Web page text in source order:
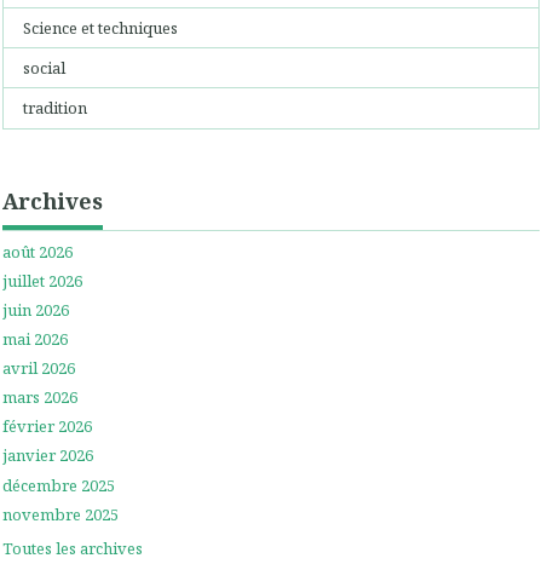
Science et techniques
social
tradition
Archives
août 2026
juillet 2026
juin 2026
mai 2026
avril 2026
mars 2026
février 2026
janvier 2026
décembre 2025
novembre 2025
Toutes les archives